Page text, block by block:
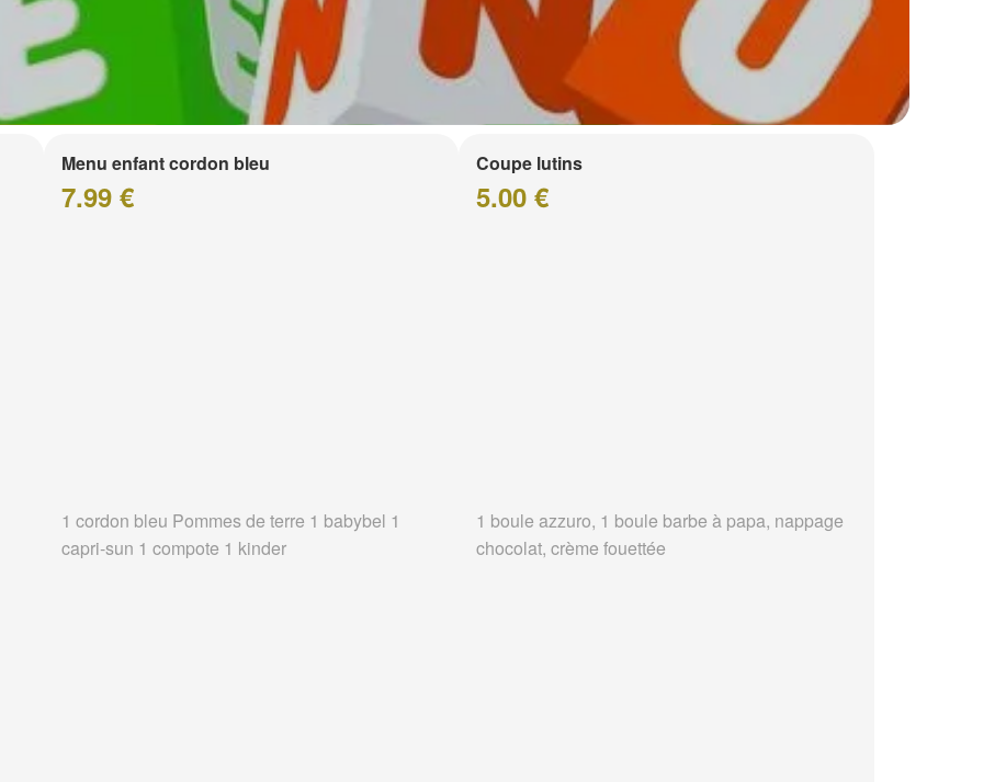
Menu enfant cordon bleu
7.99 €
1 cordon bleu Pommes de terre 1 babybel 1
capri-sun 1 compote 1 kinder
Coupe lutins
5.00 €
1 boule azzuro, 1 boule barbe à papa, nappage
chocolat, crème fouettée